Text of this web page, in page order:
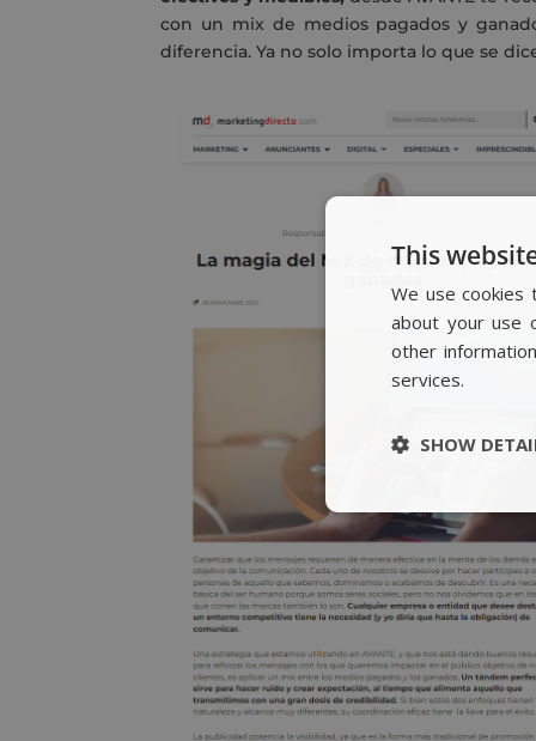
con un mix de medios pagados y
diferencia. Ya no solo importa lo que se
This
We use cookies
about your use
other
services.
SHOW